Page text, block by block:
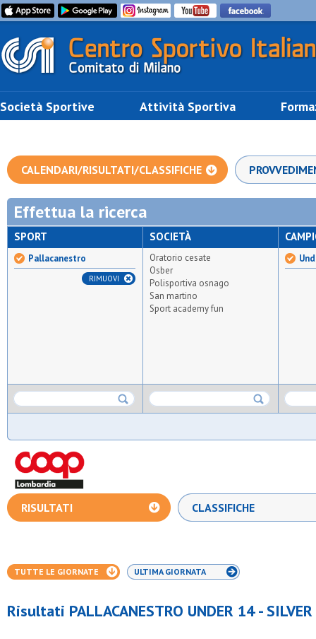
Società Sportive Attività Sportiva
CALENDARI/RISULTATI/CLASSIFICHE
Effettua la ricerca
SPORT
Pallacanestro
RIMUOVI
SOCIETÀ
Oratorio cesate
Osber
Polisportiva osnago
San martino
Sport academy fun
RISULTATI CLASSIFICHE
TUTTE LE GIORNATE ULTIMA GIORNATA
Risultati PALLACANESTRO UNDER 14 -